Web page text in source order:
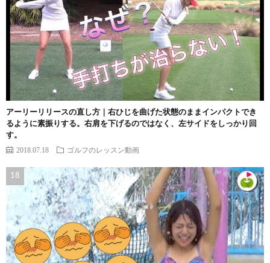
アーリーリリースの直し方｜右ひじを曲げた状態のままインパクトでき
るように素振りする。右肩を下げるのではなく、左サイドをしっかり回
す。
2018.07.18 ゴルフのレッスン動画